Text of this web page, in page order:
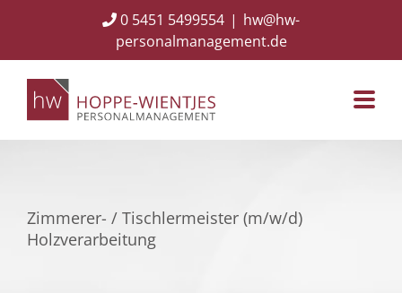
0 5451 5499554 | hw@hw-
personalmanagement.de
Zimmerer- / Tischlermeister (m/w/d)
Holzverarbeitung